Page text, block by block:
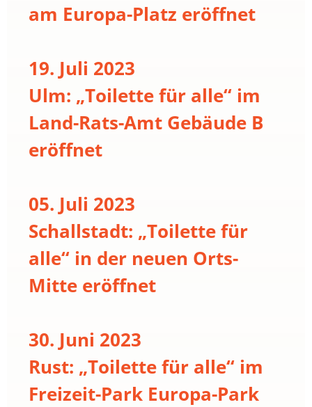
am Europa-Platz eröffnet
19. Juli 2023
Ulm: „Toilette für alle“ im
Land-Rats-Amt Gebäude B
eröffnet
05. Juli 2023
Schallstadt: „Toilette für
alle“ in der neuen Orts-
Mitte eröffnet
30. Juni 2023
Rust: „Toilette für alle“ im
Freizeit-Park Europa-Park